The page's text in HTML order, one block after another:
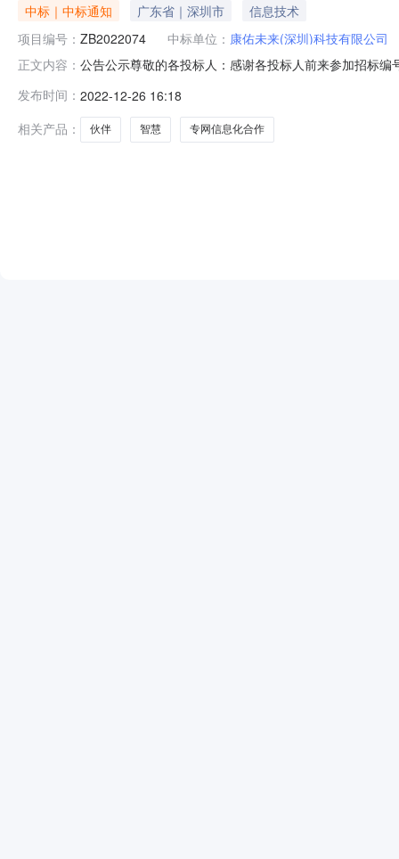
中标｜中标通知 广东省｜深圳市
信息技术
项目编号： ZB2022074 中标单位： 康佑未来(深圳)科技有限公司
正文内容： 公告公示尊敬的各投标人：感谢各投标人前来参加招标
之日起3日内，以书面形式向我公司提出。联系电话：
发布时间： 2022-12-26 16:18
相关产品：
伙伴 智慧 专网信息化合作